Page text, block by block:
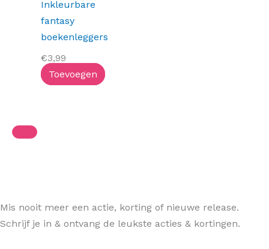
Inkleurbare
fantasy
boekenleggers
€3,99
Toevoegen
Mis nooit meer een actie, korting of nieuwe release.
Schrijf je in & ontvang de leukste acties & kortingen.